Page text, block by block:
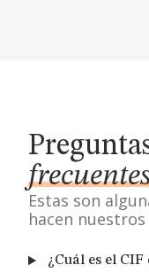
Estas son
hacen
¿Cuál es el